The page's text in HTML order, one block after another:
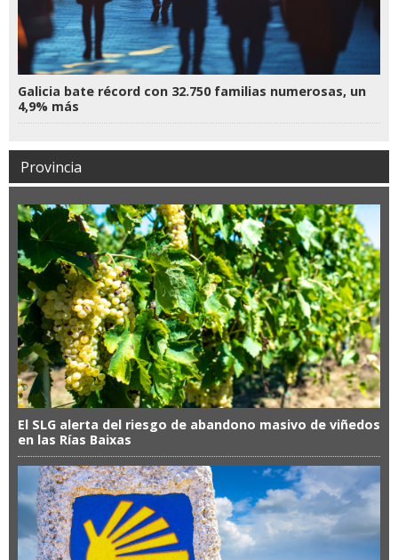
Galicia bate récord con 32.750 familias numerosas, un
4,9% más
Provincia
El SLG alerta del riesgo de abandono masivo de viñedos
en las Rías Baixas